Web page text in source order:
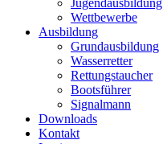
Jugendausbildung
Wettbewerbe
Ausbildung
Grundausbildung
Wasserretter
Rettungstaucher
Bootsführer
Signalmann
Downloads
Kontakt